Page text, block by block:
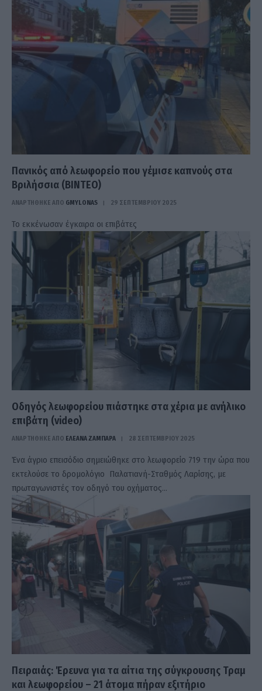
Πανικός από λεωφορείο που γέμισε καπνούς στα
Βριλήσσια (ΒΙΝΤΕΟ)
ΑΝΑΡΤΗΘΗΚΕ ΑΠΟ GMYLONAS 29 ΣΕΠΤΕΜΒΡΊΟΥ 2025
Το εκκένωσαν έγκαιρα οι επιβάτες
Οδηγός λεωφορείου πιάστηκε στα χέρια με ανήλικο
επιβάτη (video)
ΑΝΑΡΤΗΘΗΚΕ ΑΠΟ ΕΛΕΑΝΑ ΖΑΜΠΑΡΑ 28 ΣΕΠΤΕΜΒΡΊΟΥ 2025
Ένα άγριο επεισόδιο σημειώθηκε στο λεωφορείο 719 την ώρα που
εκτελούσε το δρομολόγιο Παλατιανή-Σταθμός Λαρίσης, με
πρωταγωνιστές τον οδηγό του οχήματος…
Πειραιάς: Έρευνα για τα αίτια της σύγκρουσης Τραμ
και λεωφορείου – 21 άτομα πήραν εξιτήριο